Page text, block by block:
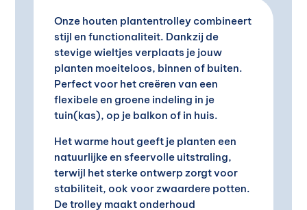
Onze houten plantentrolley combineert
stijl en functionaliteit. Dankzij de
stevige wieltjes verplaats je jouw
planten moeiteloos, binnen of buiten.
Perfect voor het creëren van een
flexibele en groene indeling in je
tuin(kas), op je balkon of in huis.
Het warme hout geeft je planten een
natuurlijke en sfeervolle uitstraling,
terwijl het sterke ontwerp zorgt voor
stabiliteit, ook voor zwaardere potten.
De trolley maakt onderhoud